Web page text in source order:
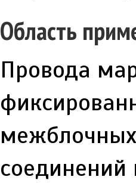
Область
Провода
соединений